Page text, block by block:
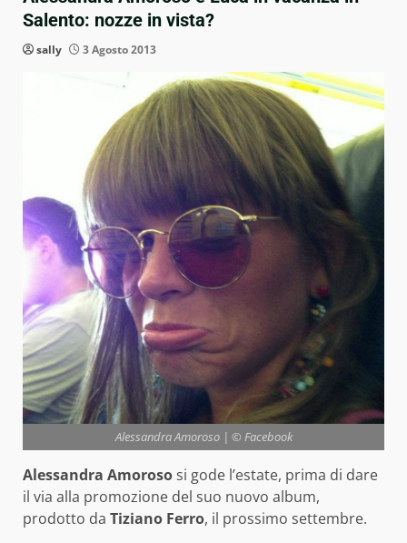
Salento: nozze in vista?
sally 3 Agosto 2013
Alessandra Amoroso | © Facebook
Alessandra Amorososi gode l’estate, prima di dare
il via alla promozione del suo nuovo album,
prodotto da Tiziano Ferro, il prossimo settembre.